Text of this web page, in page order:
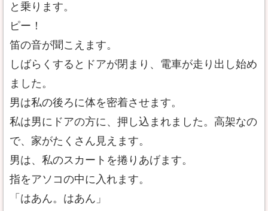
と乗ります。
ピー！
笛の音が聞こえます。
しばらくするとドアが閉まり、電車が走り出し始め
ました。
男は私の後ろに体を密着させます。
私は男にドアの方に、押し込まれました。高架なの
で、家がたくさん見えます。
男は、私のスカートを捲りあげます。
指をアソコの中に入れます。
「はあん。はあん」